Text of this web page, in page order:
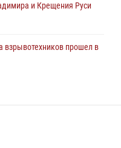
и Крещения Руси
взрывотехников прошел в